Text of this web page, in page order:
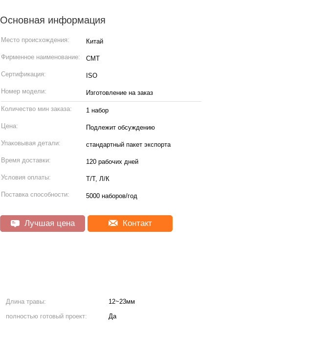
Основная информация
Место происхождения: Китай
Фирменное наименование: CMT
Сертификация: ISO
Номер модели: Изготовление на заказ
Количество мин заказа: 1 набор
Цена: Подлежит обсуждению
Упаковывая детали: стандартный пакет экспорта
Время доставки: 120 рабочих дней
Условия оплаты: Т/Т, Л/К
Поставка способности: 5000 наборов/год
Лучшая цена Контакт
Длина травы:
12~23мм
полностью готовый проект:
Да